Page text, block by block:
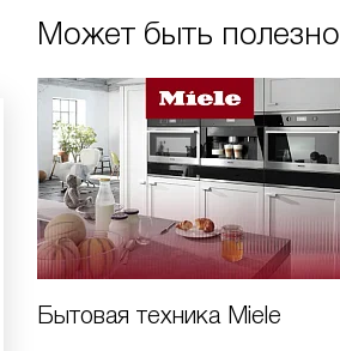
Может быть полезно
Бытовая техника Miele